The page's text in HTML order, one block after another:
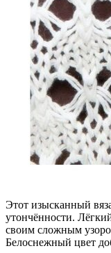
Этот изысканный
утончённости.
своим сложным
Белоснежный цвет